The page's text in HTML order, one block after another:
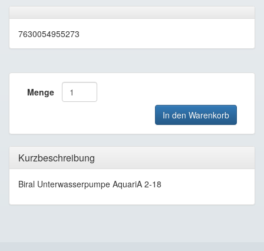
7630054955273
Menge
In den Warenkorb
Kurzbeschreibung
Biral Unterwasserpumpe AquariA 2-18